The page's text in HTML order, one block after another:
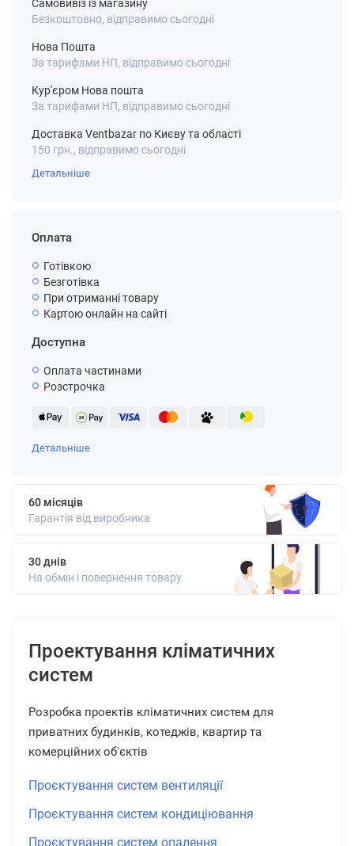
Самовивіз із магазину
Безкоштовно, відправимо сьогодні
Нова Пошта
За тарифами НП, відправимо сьогодні
Кур'єром Нова пошта
За тарифами НП, відправимо сьогодні
Доставка Ventbazar по Києву та області
150 грн., відправимо сьогодні
Детальніше
Оплата
Готівкою
Безготівка
При отриманні товару
Картою онлайн на сайті
Доступна
Оплата частинами
Розстрочка
Детальніше
60 місяців
Гарантія від виробника
30 днів
На обмін і повернення товару
Проектування кліматичних
систем
Розробка проектів кліматичних систем для
приватних будинків, котеджів, квартир та
комерційних об'єктів
Проєктування систем вентиляції
Проєктування систем кондиціювання
Проєктування систем опалення